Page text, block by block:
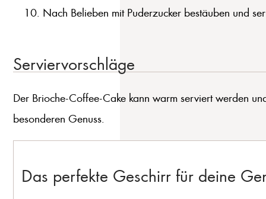
Nach Belieben mit Puderzucker bestäuben und
Serviervorschläge
Der Brioche-Coffee-Cake kann warm serviert werden
besonderen Genuss.
Das perfekte Geschirr für deine